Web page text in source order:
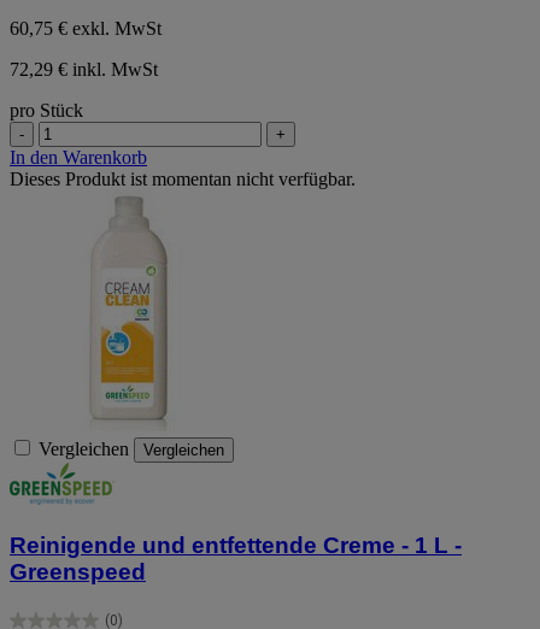
60,75 € exkl. MwSt
72,29 € inkl. MwSt
pro Stück
- +
In den Warenkorb
Dieses Produkt ist momentan nicht verfügbar.
Vergleichen Vergleichen
Reinigende und entfettende Creme - 1 L -
Greenspeed
(0)